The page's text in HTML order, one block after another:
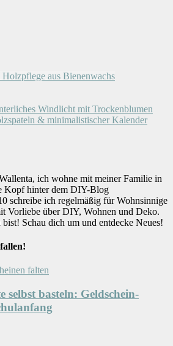
aus Bienenwachs
Windlicht mit Trockenblumen
& minimalistischer Kalender
ich wohne mit meiner Familie in
Kopf hinter dem DIY-Blog
schreibe ich regelmäßig für Wohnsinnige
Vorliebe über DIY, Wohnen und Deko.
Schau dich um und entdecke Neues!
selbst basteln: Geldschein-